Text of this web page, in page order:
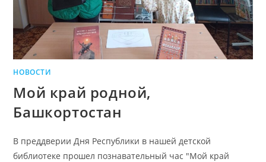
НОВОСТИ
Мой край родной,
Башкортостан
В преддверии Дня Республики в нашей детской
библиотеке прошел познавательный час "Мой край